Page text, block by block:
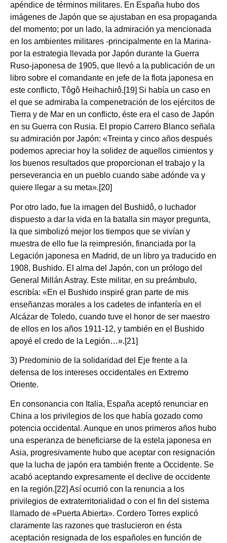
apéndice de términos militares. En España hubo dos
imágenes de Japón que se ajustaban en esa propaganda
del momento; por un lado, la admiración ya mencionada
en los ambientes militares ‑principalmente en la Marina‑
por la estrategia llevada por Japón durante la Guerra
Ruso-japonesa de 1905, que llevó a la publicación de un
libro sobre el comandante en jefe de la flota japonesa en
este conflicto, Tôgô Heihachirô.[19] Si había un caso en
el que se admiraba la compenetración de los ejércitos de
Tierra y de Mar en un conflicto, éste era el caso de Japón
en su Guerra con Rusia. El propio Carrero Blanco señala
su admiración por Japón: «Treinta y cinco años después
podemos apreciar hoy la solidez de aquellos cimientos y
los buenos resultados que proporcionan el trabajo y la
perseverancia en un pueblo cuando sabe adónde va y
quiere llegar a su meta».[20]
Por otro lado, fue la imagen del Bushidô, o luchador
dispuesto a dar la vida en la batalla sin mayor pregunta,
la que simbolizó mejor los tiempos que se vivían y
muestra de ello fue la reimpresión, financiada por la
Legación japonesa en Madrid, de un libro ya traducido en
1908, Bushido. El alma del Japón, con un prólogo del
General Millán Astray. Este militar, en su preámbulo,
escribía: «En el Bushido inspiré gran parte de mis
enseñanzas morales a los cadetes de infantería en el
Alcázar de Toledo, cuando tuve el honor de ser maestro
de ellos en los años 1911‑12, y también en el Bushido
apoyé el credo de la Legión…».[21]
3) Predominio de la solidaridad del Eje frente a la
defensa de los intereses occidentales en Extremo
Oriente.
En consonancia con Italia, España aceptó renunciar en
China a los privilegios de los que había gozado como
potencia occidental. Aunque en unos primeros años hubo
una esperanza de beneficiarse de la estela japonesa en
Asia, progresivamente hubo que aceptar con resignación
que la lucha de japón era también frente a Occidente. Se
acabó aceptando expresamente el declive de occidente
en la región.[22] Así ocurrió con la renuncia a los
privilegios de extraterritorialidad o con el fin del sistema
llamado de «Puerta Abierta». Cordero Torres explicó
claramente las razones que traslucieron en ésta
aceptación resignada de los españoles en función de